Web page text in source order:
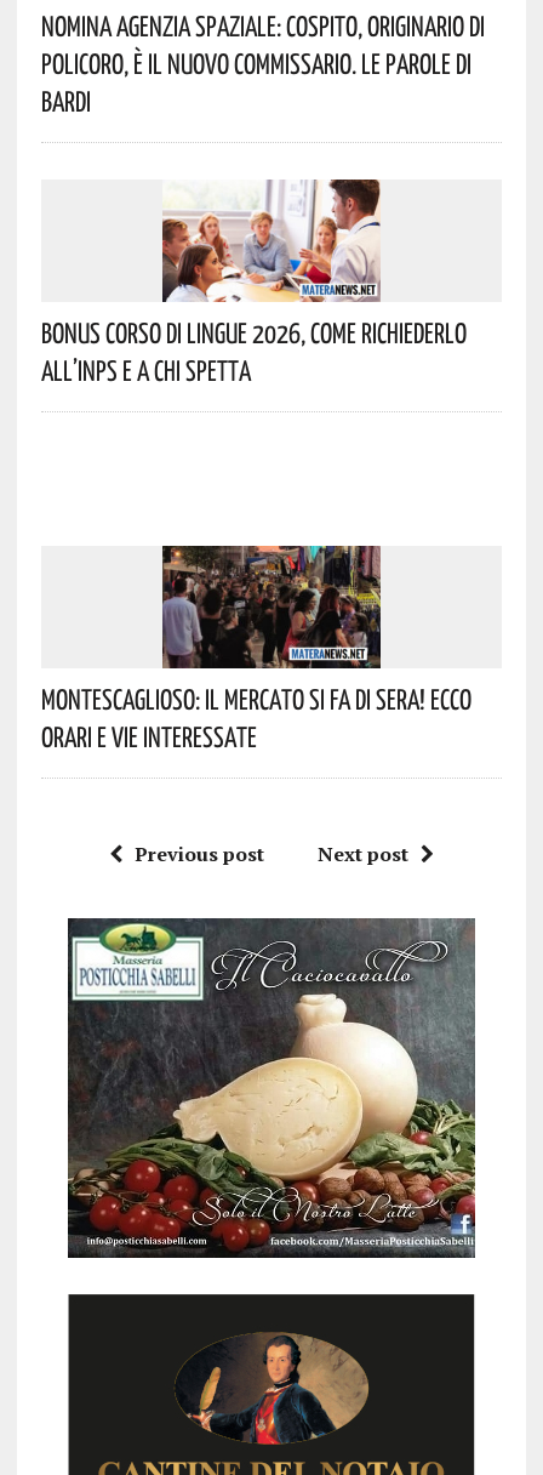
Nomina Agenzia Spaziale: Cospito, Originario Di
Policoro, È Il Nuovo Commissario. Le Parole Di
Bardi
Bonus Corso Di Lingue 2026, Come Richiederlo
All’INPS E A Chi Spetta
Montescaglioso: Il Mercato Si Fa Di Sera! Ecco
Orari E Vie Interessate
Previous post Next post